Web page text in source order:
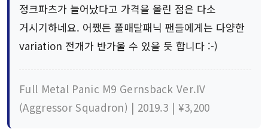
정크파츠가 늘어났다고 가격을 올린 점은 다소
거시기하네요. 어쨌든 풀매탈패닉 팬들에게는 다양한
variation 전개가 반가울 수 있을 듯 합니다 :-)
Full Metal Panic M9 Gernsback Ver.IV
(Aggressor Squadron) | 2019.3 | ¥3,200